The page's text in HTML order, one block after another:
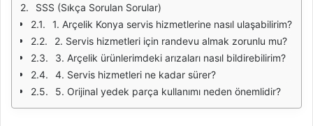
SSS (Sıkça Sorulan Sorular)
1. Arçelik Konya servis hizmetlerine nasıl ulaşabilirim?
2. Servis hizmetleri için randevu almak zorunlu mu?
3. Arçelik ürünlerimdeki arızaları nasıl bildirebilirim?
4. Servis hizmetleri ne kadar sürer?
5. Orijinal yedek parça kullanımı neden önemlidir?